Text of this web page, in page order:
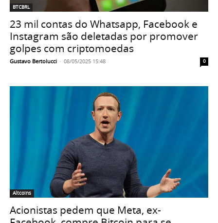
BTCBRL
23 mil contas do Whatsapp, Facebook e
Instagram são deletadas por promover
golpes com criptomoedas
Gustavo Bertolucci - 08/05/2025 15:48 0
Altcoins
Acionistas pedem que Meta, ex-